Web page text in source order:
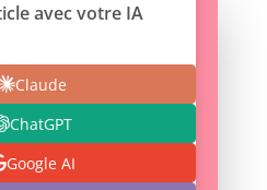
avec votre IA
Claude
ChatGPT
Google AI